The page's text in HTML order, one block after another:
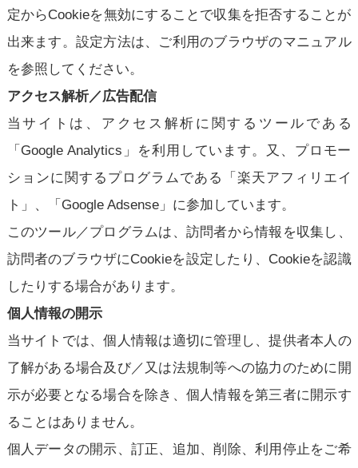
定からCookieを無効にすることで収集を拒否することが
出来ます。設定方法は、ご利用のブラウザのマニュアル
を参照してください。
アクセス解析／広告配信
当サイトは、アクセス解析に関するツールである
「Google Analytics」を利用しています。又、プロモー
ションに関するプログラムである「楽天アフィリエイ
ト」、「Google Adsense」に参加しています。
このツール／プログラムは、訪問者から情報を収集し、
訪問者のブラウザにCookieを設定したり、Cookieを認識
したりする場合があります。
個人情報の開示
当サイトでは、個人情報は適切に管理し、提供者本人の
了解がある場合及び／又は法規制等への協力のために開
示が必要となる場合を除き、個人情報を第三者に開示す
ることはありません。
個人データの開示、訂正、追加、削除、利用停止をご希